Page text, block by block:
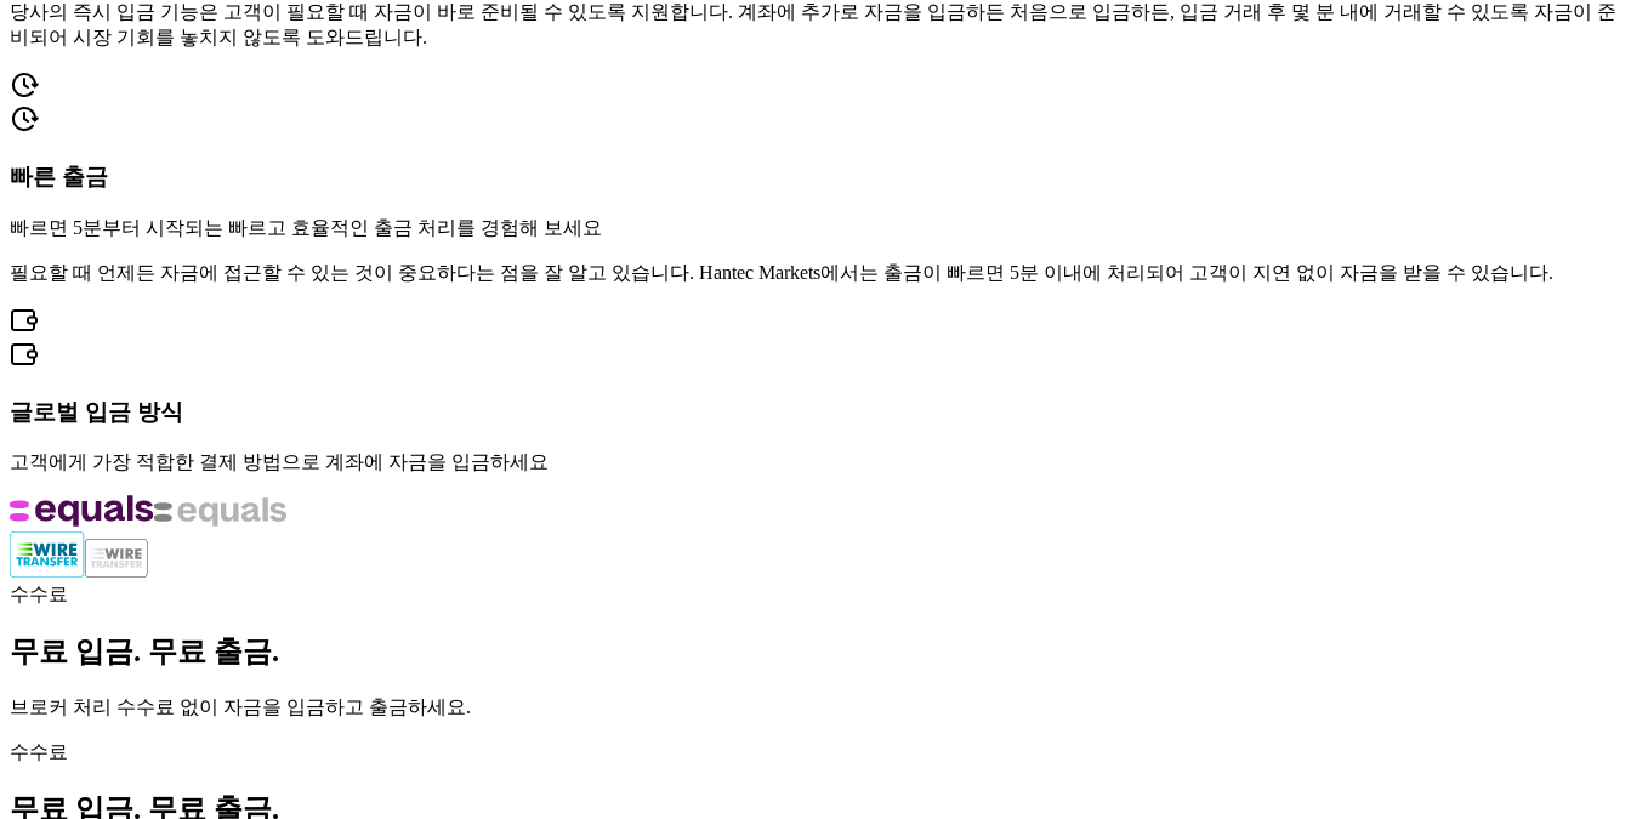
당사의 즉시 입금 기능은 고객이 필요할 때 자금이 바로 준비될 수 있도록 지원합니다. 계좌에 추가로 자금을 입금하든 처음으로 입금하든, 입금 거래 후 몇 분 내에 거래할 수 있도록 자금이 준
비되어 시장 기회를 놓치지 않도록 도와드립니다.
빠른 출금
빠르면 5분부터 시작되는 빠르고 효율적인 출금 처리를 경험해 보세요
필요할 때 언제든 자금에 접근할 수 있는 것이 중요하다는 점을 잘 알고 있습니다. Hantec Markets에서는 출금이 빠르면 5분 이내에 처리되어 고객이 지연 없이 자금을 받을 수 있습니다.
글로벌 입금 방식
고객에게 가장 적합한 결제 방법으로 계좌에 자금을 입금하세요
수수료
무료 입금. 무료 출금.
브로커 처리 수수료 없이 자금을 입금하고 출금하세요.
수수료
무료 입금. 무료 출금.